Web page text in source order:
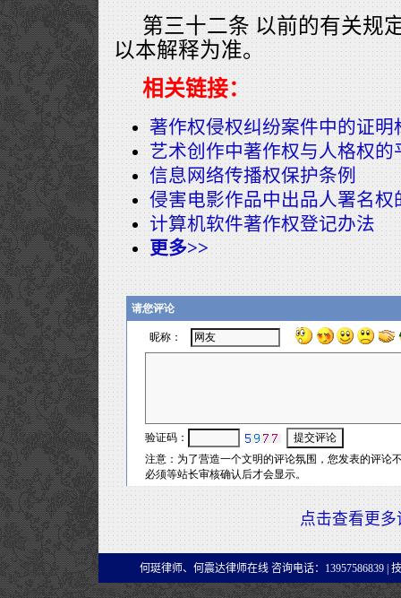
第三十二条 以前的有关规
以本解释为准。
相关链接：
著作权侵权纠纷案件中的证明
艺术创作中著作权与人格权的
信息网络传播权保护条例
侵害电影作品中出品人署名权
计算机软件著作权登记办法
更多>>
点击查看更多
何珽律师、何震达律师在线 咨询电话：13957586839 |